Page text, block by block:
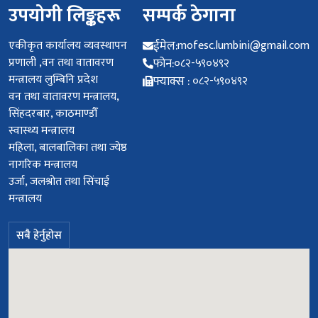
उपयोगी लिङ्कहरू
एकीकृत कार्यालय व्यवस्थापन
प्रणाली ,वन तथा वातावरण
मन्त्रालय लुम्बिनि प्रदेश
वन तथा वातावरण मन्त्रालय,
सिंहदरबार, काठमाण्डौँ
स्वास्थ्य मन्त्रालय
महिला, बालबालिका तथा ज्येष्ठ
नागरिक मन्त्रालय
उर्जा, जलश्रोत तथा सिंचाई
मन्त्रालय
सबै हेर्नुहोस
सम्पर्क ठेगाना
ईमेल:mofesc.lumbini@gmail.com
फोन:०८२-५९०४९२
फ्याक्स :०८२-५९०४९२